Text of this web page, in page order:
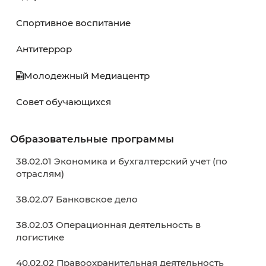
Расписание ГИА
Графики учебного процесса
Электронное обучение
Внеучебная деятельность
Здоровье и безопасность
Спортивное воспитание
Антитеррор